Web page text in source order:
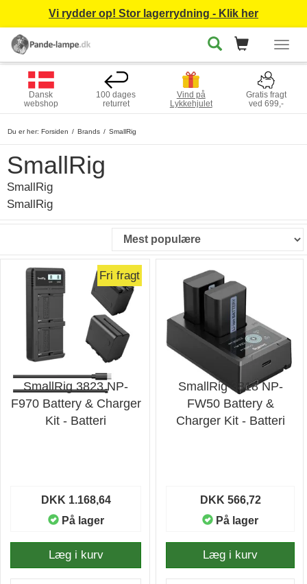
Vi rydder op! Stor lagerrydning - Klik her
Dansk
webshop
100 dages
returret
Vind på
Lykkehjulet
Gratis fragt
ved 699,-
Du er her: Forsiden Brands SmallRig
SmallRig
SmallRig
SmallRig
Fri fragt
SmallRig 3823 NP-
F970 Battery & Charger
Kit - Batteri
DKK 1.168,64
På lager
Læg i kurv
SmallRig 3818 NP-
FW50 Battery &
Charger Kit - Batteri
DKK 566,72
På lager
Læg i kurv